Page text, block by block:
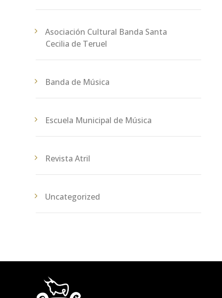
Asociación Cultural Banda Santa
Cecilia de Teruel
Banda de Música
Escuela Municipal de Música
Revista Atril
Uncategorized